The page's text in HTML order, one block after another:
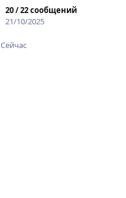
20/22сообщений
21/10/2025
Сейчас